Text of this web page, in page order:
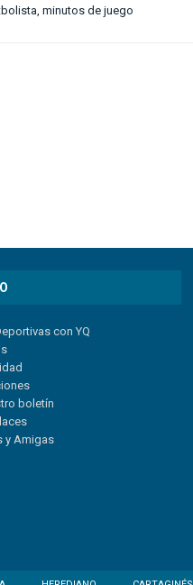
minutos de juego
con YQ
boletín
y Amigas